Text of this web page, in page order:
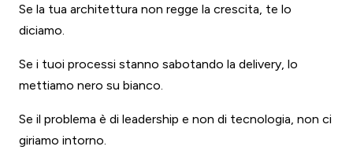
Se la tua architettura non regge la crescita, te lo
diciamo.
Se i tuoi processi stanno sabotando la delivery, lo
mettiamo nero su bianco.
Se il problema è di leadership e non di tecnologia, non ci
giriamo intorno.